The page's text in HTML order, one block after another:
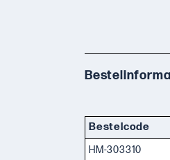
Bestelcode
HM-303310